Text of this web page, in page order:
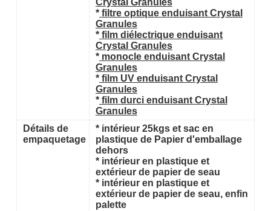
Crystal Granules
*filtre optique enduisant Crystal
Granules
*film diélectrique enduisant
Crystal Granules
*monocle enduisant Crystal
Granules
*film UV enduisant Crystal
Granules
*film durci enduisant Crystal
Granules
Détails de
empaquetage
*intérieur 25kgs et sac en
plastique de Papier d'emballage
dehors
*intérieur en plastique et
extérieur de papier de seau
*intérieur en plastique et
extérieur de papier de seau, enfin
palette